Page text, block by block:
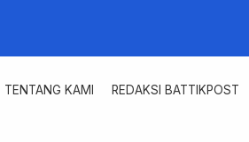
TENTANG KAMI REDAKSI BATTIKPOST